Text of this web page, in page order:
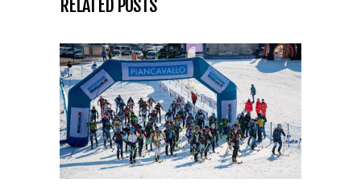
RELATED POSTS